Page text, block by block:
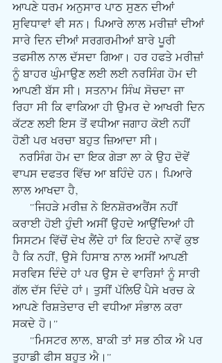
ਆਪਣੇ ਧਰਮ ਅਨੁਸਾਰ ਪਾਠ ਸੁਣਨ ਦੀਆਂ
ਸੁਵਿਧਾਵਾਂ ਵੀ ਸਨ। ਪਿਆਰੇ ਲਾਲ ਮਰੀਜ਼ਾਂ ਦੀਆਂ
ਸਾਰੇ ਦਿਨ ਦੀਆਂ ਸਰਗਰਮੀਆਂ ਬਾਰੇ ਪੂਰੀ
ਤਫਸੀਲ ਨਾਲ ਦੱਸਦਾ ਗਿਆ। ਹਰ ਹਫਤੇ ਮਰੀਜ਼ਾਂ
ਨੂੰ ਬਾਹਰ ਘੁੰਮਾਉਣ ਲਈ ਲਈ ਨਰਸਿੰਗ ਹੋਮ ਦੀ
ਆਪਣੀ ਬੱਸ ਸੀ। ਸਤਨਾਮ ਸਿੰਘ ਸੋਚਦਾ ਜਾ
ਰਿਹਾ ਸੀ ਕਿ ਵਾਕਿਆ ਹੀ ਉਮਰ ਦੇ ਆਖਰੀ ਦਿਨ
ਕੱਟਣ ਲਈ ਇਸ ਤੋਂ ਵਧੀਆ ਜਗਾਹ ਕੋਈ ਨਹੀਂ
ਹੋਣੀ ਪਰ ਖਰਚਾ ਬਹੁਤ ਜ਼ਿਆਦਾ ਸੀ।
  ਨਰਸਿੰਗ ਹੋਮ ਦਾ ਇਕ ਗੇੜਾ ਲਾ ਕੇ ਉਹ ਦੋਵੇਂ
ਵਾਪਸ ਦਫਤਰ ਵਿੱਚ ਆ ਬਹਿੰਦੇ ਹਨ। ਪਿਆਰੇ
ਲਾਲ ਆਖਦਾ ਹੈ,
ਕਰਾਈ ਹੋਈ ਹੁੰਦੀ ਅਸੀਂ ਉਹਦੇ ਆਉਂਦਿਆਂ ਹੀ
ਸਿਸਟਮ ਵਿੱਚੋਂ ਦੇਖ ਲੈਂਦੇ ਹਾਂ ਕਿ ਇਹਦੇ ਨਾਵੇਂ ਕੁਝ
ਹੈ ਕਿ ਨਹੀਂ, ਉਸੇ ਹਿਸਾਬ ਨਾਲ ਅਸੀਂ ਆਪਣੀ
ਸਰਵਿਸ ਦਿੰਦੇ ਹਾਂ ਪਰ ਉਸ ਦੇ ਵਾਰਿਸਾਂ ਨੂੰ ਸਾਰੀ
ਗੱਲ ਦੱਸ ਦਿੰਦੇ ਹਾਂ। ਤੁਸੀਂ ਪੱਲਿਓਂ ਪੈਸੇ ਖਰਚ ਕੇ
ਆਪਣੇ ਰਿਸ਼ਤੇਦਾਰ ਦੀ ਵਧੀਆ ਸੰਭਾਲ ਕਰਾ
ਸਕਦੇ ਹੋ।"
ਤੁਹਾਡੀ ਫੀਸ ਬਹੁਤ ਐ।"